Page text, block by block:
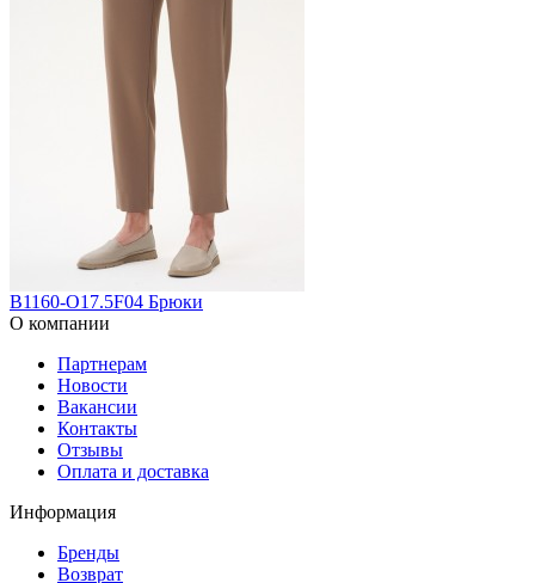
B1160-O17.5F04 Брюки
О компании
Партнерам
Новости
Вакансии
Контакты
Отзывы
Оплата и доставка
Информация
Бренды
Возврат